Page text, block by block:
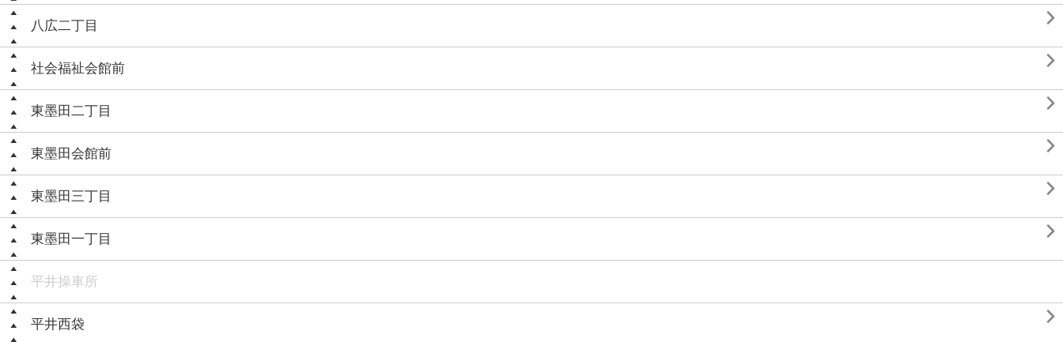
八広二丁目 
社会福祉会館前 
東墨田二丁目 
東墨田会館前 
東墨田三丁目 
東墨田一丁目 
平井操車所
平井西袋 